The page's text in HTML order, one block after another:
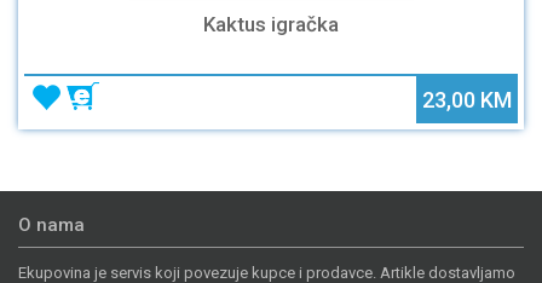
Kaktus igračka
23,00 KM
O nama
Ekupovina je servis koji povezuje kupce i prodavce. Artikle dostavljamo